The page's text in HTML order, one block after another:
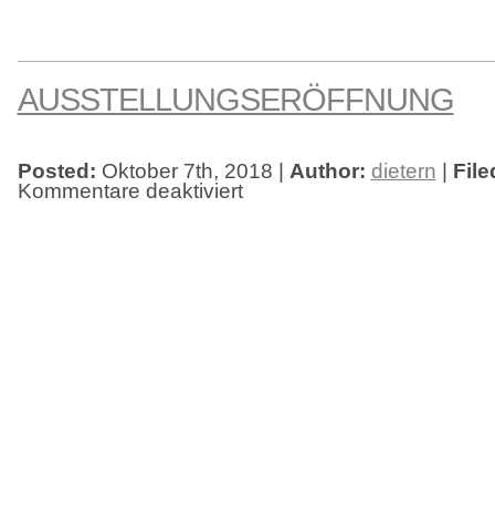
AUSSTELLUNGSERÖFFNUNG
Posted: Oktober 7th, 2018 | Author: dietern
Kommentare deaktiviertfür
Ausstellungseröffnung